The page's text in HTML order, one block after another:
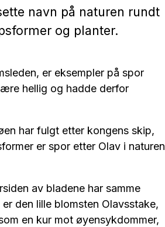
navn på naturen rundt
og planter.
er eksempler på spor
hellig og hadde derfor
har fulgt etter kongens skip,
er spor etter Olav i naturen
av bladene har samme
den lille blomsten Olavsstake,
en kur mot øyensykdommer,